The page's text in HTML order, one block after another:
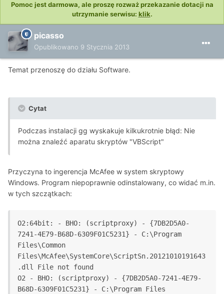
Pomoc jest darmowa, ale proszę rozważ przekazanie dotacji na
utrzymanie serwisu: klik.
picasso
Opublikowano 9 Stycznia 2013
Temat przenoszę do działu Software.
Cytat
Podczas instalacji gg wyskakuje kilkukrotnie błąd: Nie
można znaleźć aparatu skryptów "VBScript"
Przyczyna to ingerencja McAfee w system skryptowy
Windows. Program niepoprawnie odinstalowany, co widać m.in.
w tych szczątkach:
O2:64bit: - BHO: (scriptproxy) - {7DB2D5A0-
7241-4E79-B68D-6309F01C5231} - C:\Program
Files\Common
Files\McAfee\SystemCore\ScriptSn.20121010191643
.dll File not found
O2 - BHO: (scriptproxy) - {7DB2D5A0-7241-4E79-
B68D-6309F01C5231} - C:\Program Files